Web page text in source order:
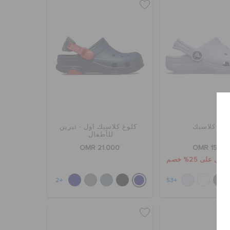
كلوغ كلاسيك
OMR 15.000
+53
كلوغ كلاسيك اول - تيرين
للأطفال
OMR 21.000
+2